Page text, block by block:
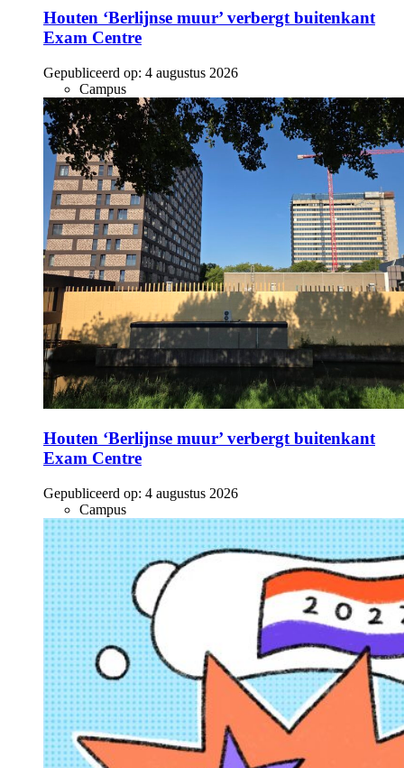
Houten ‘Berlijnse muur’ verbergt buitenkant
Exam Centre
Gepubliceerd op: 4 augustus 2026
Campus
Houten ‘Berlijnse muur’ verbergt buitenkant
Exam Centre
Gepubliceerd op: 4 augustus 2026
Campus